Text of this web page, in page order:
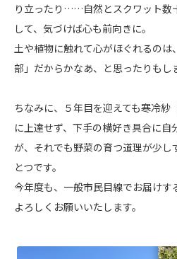
り立ったり……自然とスクワット数
して、気づけば心も前向きに。
土や植物に触れて心がほぐれるの
部」だからかなあ、と思ったりもし
ちなみに、５年目を迎えても寒冷紗
に上達せず、下手の横好き具合に
が、それでも野菜の育つ道理が少し
とつです。
今年度も、一般市民目線でお届けす
よろしくお願いいたします。